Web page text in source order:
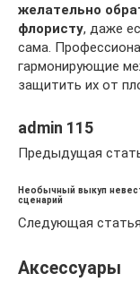
желательно
флористу, даже
сама.
гармонирующие
защитить их от
admin 115
Предыдущая
Необычный выкуп
сценарий
Следующая статья
Аксессуары